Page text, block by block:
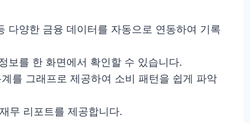
다양한 금융 데이터를 자동으로 연동하여 기록
보를 한 화면에서 확인할 수 있습니다.
를 그래프로 제공하여 소비 패턴을 쉽게 파악
무 리포트를 제공합니다.